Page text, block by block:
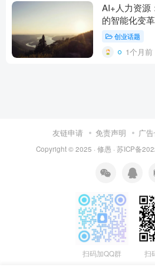
AI+人力资源
的智能化变革
创业话题
1个月前
友链申请 免责声明 广
Copyright © 2025 · 修愚 · 苏ICP备
扫码加QQ群 扫